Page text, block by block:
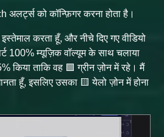
को कॉन्फ़िगर करना होता है।
इस्तेमाल करता हूँ, और नीचे दिए गए वीडियो
100% म्यूज़िक वॉल्यूम के साथ चलाया
किया ताकि वह 🟩 ग्रीन ज़ोन में रहे। मैं
हूँ, इसलिए उसका 🟨 येलो ज़ोन में होना